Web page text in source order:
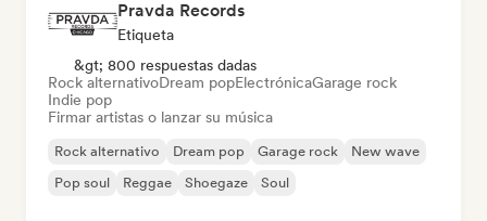
Pravda Records
Etiqueta
&gt; 800 respuestas dadas
Rock alternativoDream popElectrónicaGarage rock
Indie pop
Firmar artistas o lanzar su música
Rock alternativo Dream pop Garage rock
New wave
Pop soul
Reggae Shoegaze Soul